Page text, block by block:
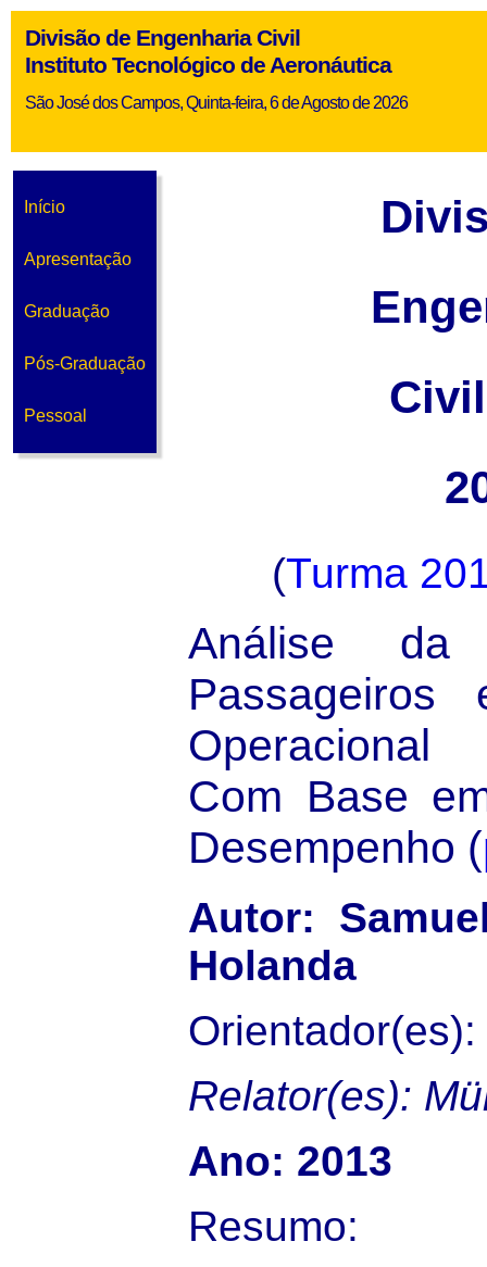
Divisão de Engenharia Civil
Instituto Tecnológico de Aeronáutica
São José dos Campos, Quinta-feira, 6 de Agosto de 2026
Início
Apresentação
Graduação
Pós-Graduação
Pessoal
(Turma
Análise da
Operacional
Com Base
Desempenho (
Autor:
Holanda
Relator(es):
Ano: 2013
Resumo: